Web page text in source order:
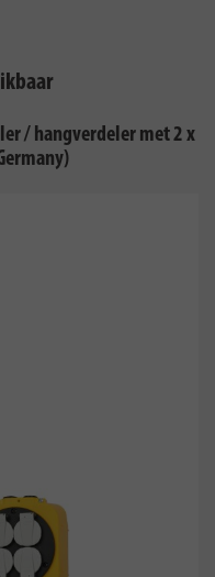
/ hangverdeler met 2 x